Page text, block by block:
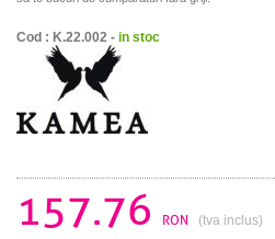
Cod : K.22.002 - in stoc
157.76 RON (tva inclus)